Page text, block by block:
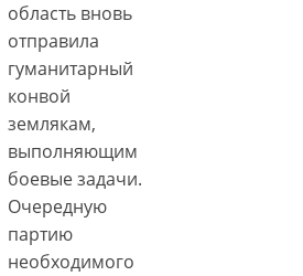
область вновь
отправила
гуманитарный
конвой
землякам,
выполняющим
боевые задачи.
Очередную
партию
необходимого